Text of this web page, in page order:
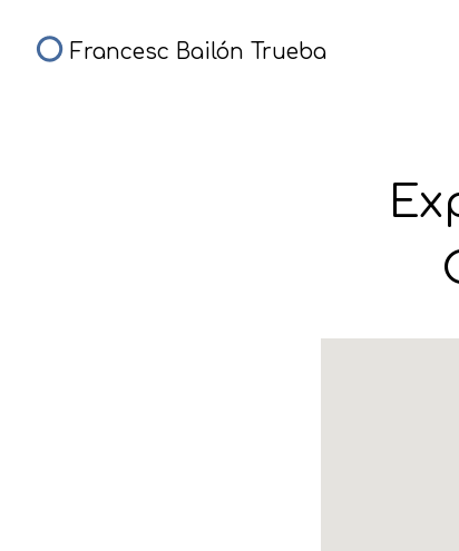
Francesc Bailón Trueba